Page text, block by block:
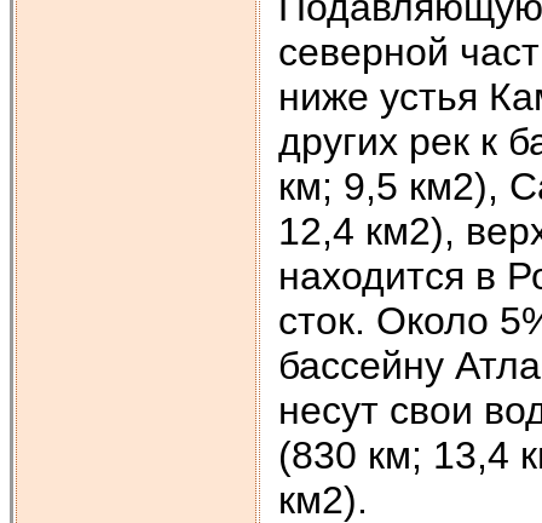
северной
ниже устья
других рек к
км; 9,5 км2),
12,4 км2),
находится в
сток. Около
бассейну
несут свои
(830 км; 13,4
км2).